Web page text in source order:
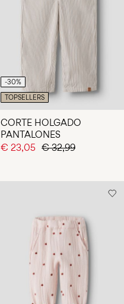
-30%
TOPSELLERS
CORTE HOLGADO
PANTALONES
€ 23,05 € 32,99